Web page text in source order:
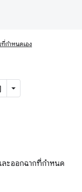
กำหนดเอง
ละออกฉากที่กำหนด